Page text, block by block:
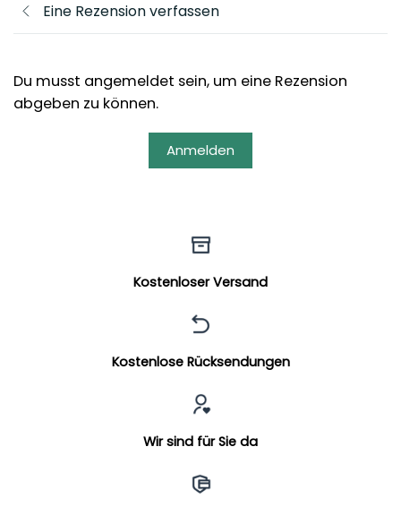
Eine Rezension verfassen
Du musst angemeldet sein, um eine Rezension
abgeben zu können.
Anmelden
Kostenloser Versand
Kostenlose Rücksendungen
Wir sind für Sie da